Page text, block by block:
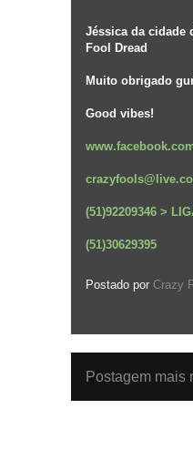
Jéssica da cidade
Fool Dread
Muito obrigado
Good vibes!
(51)92209346 >
(51)30629395
Postado por Crazy
Postagem mais